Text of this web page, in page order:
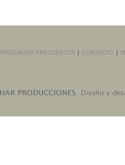
PREGUNTAS FRECUENTES CONTACTO